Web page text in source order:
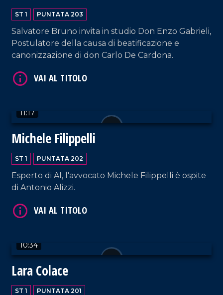
ST 1 PUNTATA 203
Salvatore Bruno invita in studio Don Enzo Gabrieli,
Postulatore della causa di beatificazione e
canonizzazione di don Carlo De Cardona.
11:17
Michele Filippelli
ST 1 PUNTATA 202
Esperto di AI, l'avvocato Michele Filippelli è ospite
di Antonio Alizzi.
10:34
Lara Colace
ST 1 PUNTATA 201
VAI AL TITOLO
VAI AL TITOLO
VAI AL TITOLO